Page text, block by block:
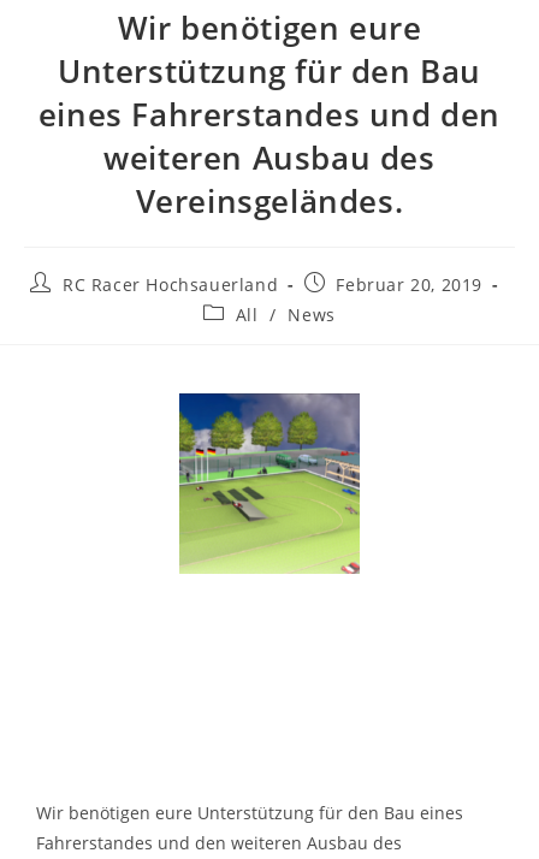
Wir benötigen eure
Unterstützung für den Bau
eines Fahrerstandes und den
weiteren Ausbau des
Vereinsgeländes.
RC Racer Hochsauerland
Februar 20, 2019
All / News
Wir benötigen eure Unterstützung für den Bau eines
Fahrerstandes und den weiteren Ausbau des